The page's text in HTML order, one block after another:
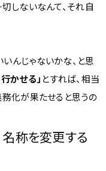
しないなんて、それ自
んじゃないかな、と思
かせる」 とすれば、相当
化が果たせると思うの
称を変更する